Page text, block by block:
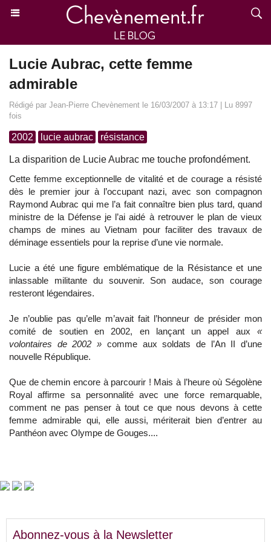
Lucie Aubrac, cette femme
admirable
Rédigé par Jean-Pierre Chevènement le 16/03/2007 à 13:17 | Lu 8997
fois
2002 lucie aubrac résistance
La disparition de Lucie Aubrac me touche profondément.
Cette femme exceptionnelle de vitalité et de courage a résisté
dès le premier jour à l’occupant nazi, avec son compagnon
Raymond Aubrac qui me l’a fait connaître bien plus tard, quand
ministre de la Défense je l’ai aidé à retrouver le plan de vieux
champs de mines au Vietnam pour faciliter des travaux de
déminage essentiels pour la reprise d’une vie normale.
Lucie a été une figure emblématique de la Résistance et une
inlassable militante du souvenir. Son audace, son courage
resteront légendaires.
Je n’oublie pas qu’elle m’avait fait l’honneur de présider mon
comité de soutien en 2002, en lançant un appel aux «
volontaires de 2002 » comme aux soldats de l’An II d’une
nouvelle République.
Que de chemin encore à parcourir ! Mais à l’heure où Ségolène
Royal affirme sa personnalité avec une force remarquable,
comment ne pas penser à tout ce que nous devons à cette
femme admirable qui, elle aussi, mériterait bien d’entrer au
Panthéon avec Olympe de Gouges....
Abonnez-vous à la Newsletter